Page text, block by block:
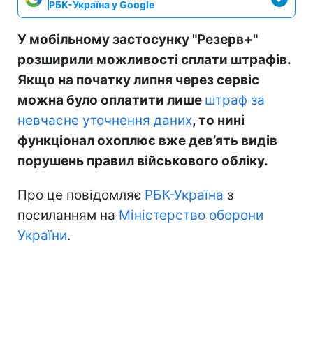
РБК-Україна у Google
У мобільному застосунку "Резерв+"
розширили можливості сплати штрафів.
Якщо на початку липня через сервіс
можна було оплатити лише штраф за
невчасне уточнення даних, то нині
функціонал охоплює вже дев’ять видів
порушень правил військового обліку.
Про це повідомляє РБК-Україна з
посиланням на Міністерство оборони
України.